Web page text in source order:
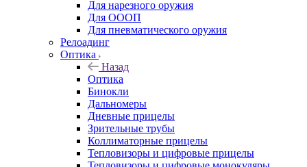
Для нарезного оружия
Для ОООП
Для пневматического оружия
Релоадинг
Оптика
Назад
Оптика
Бинокли
Дальномеры
Дневные прицелы
Зрительные трубы
Коллиматорные прицелы
Тепловизоры и цифровые прицелы